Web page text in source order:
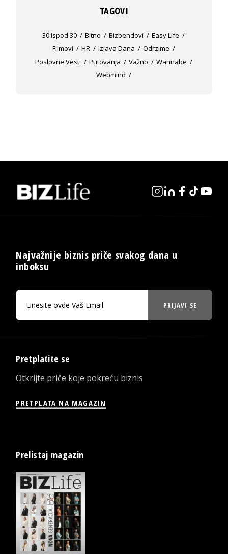
TAGOVI
30 Ispod 30 Bitno Bizbendovi
Easy Life
Filmovi
HR Izjava Dana
Odrzime
Poslovne Vesti
Putovanja Važno
Wannabe
Webmind
Najvažnije biznis priče svakog dana u
inboksu
PRIJAVI SE
Pretplatite se
Otkrijte priče koje pokreću biznis
PRETPLATA NA MAGAZIN
Prelistaj magazin